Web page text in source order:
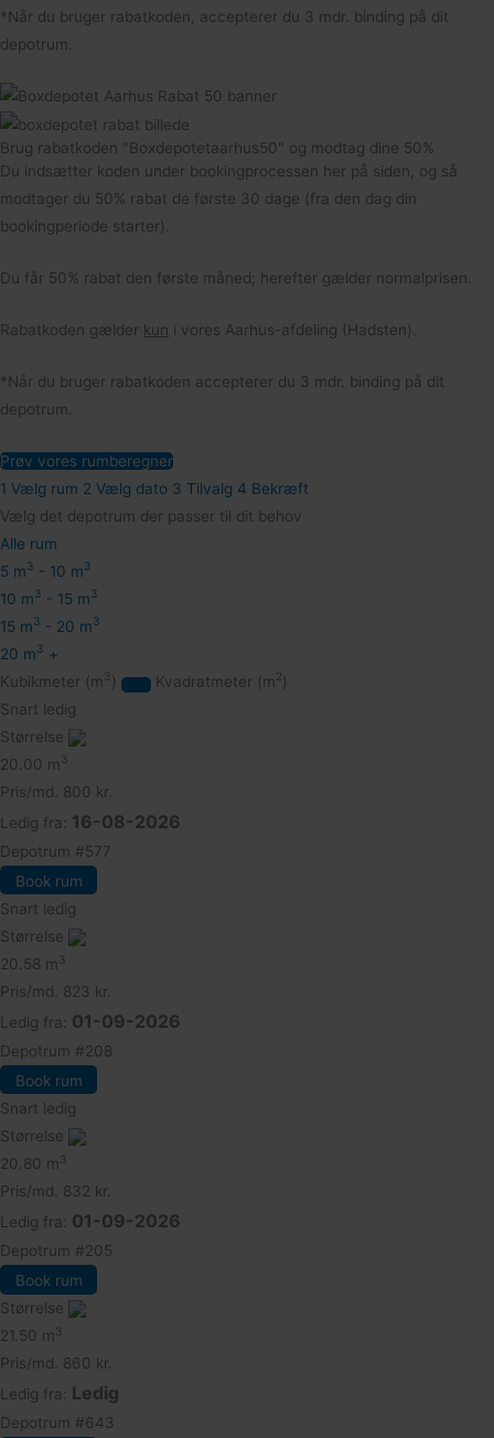
*Når du bruger rabatkoden, accepterer du 3 mdr. binding på dit
depotrum.
Brug rabatkoden "Boxdepotetaarhus50" og modtag dine 50%
Du indsætter koden under bookingprocessen her på siden, og så
modtager du 50% rabat de første 30 dage (fra den dag din
bookingperiode starter).
Du får 50% rabat den første måned; herefter gælder normalprisen.
Rabatkoden gælder kun i vores Aarhus-afdeling (Hadsten).
*Når du bruger rabatkoden accepterer du 3 mdr. binding på dit
depotrum.
Prøv vores rumberegner
1 Vælg rum 2 Vælg dato 3 Tilvalg 4 Bekræft
Vælg det depotrum der passer til dit behov
Alle rum
5 m3 - 10 m3
10 m3 - 15 m3
15 m3 - 20 m3
20 m3 +
Kubikmeter (m3 ) Kvadratmeter (m2)
Snart ledig
Størrelse
20.00 m3
Pris/md.
800 kr.
Ledig fra: 16-08-2026
Depotrum #577
Book rum
Snart ledig
Størrelse
20.58 m3
Pris/md.
823 kr.
Ledig fra: 01-09-2026
Depotrum #208
Book rum
Snart ledig
Størrelse
20.80 m3
Pris/md.
832 kr.
Ledig fra: 01-09-2026
Depotrum #205
Book rum
Størrelse
21.50 m3
Pris/md. 860 kr.
Ledig fra: Ledig
Depotrum #643